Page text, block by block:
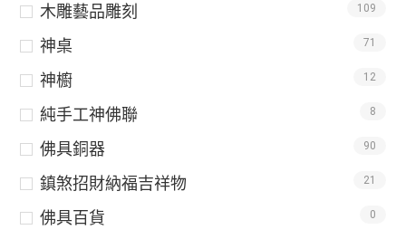
木雕藝品雕刻 109
神桌 71
神櫥 12
純手工神佛聯 8
佛具銅器 90
鎮煞招財納福吉祥物 21
佛具百貨 0